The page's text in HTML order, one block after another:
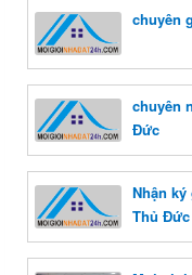
chuyên
chuyên
Đức
Nhận
Thủ Đức